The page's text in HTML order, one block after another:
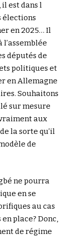
est dans l
élections
en 2025… Il
l’assemblée
députés de
politiques et
en Allemagne
Souhaitons
sur mesure
aux
la sorte qu’il
de
ne pourra
en se
au cas
place? Donc,
de régime